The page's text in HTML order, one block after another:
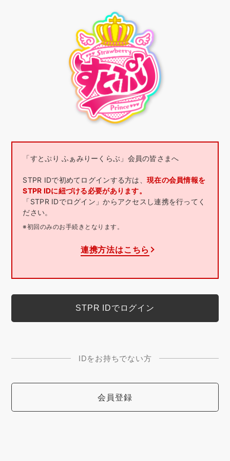
「すとぷり ふぁみりーくらぶ」会員の皆さまへ
STPR IDで初めてログインする方は、 現在の会員情報を
STPR IDに紐づける必要があります。
「STPR IDでログイン」からアクセスし連携を行ってく
ださい。
※初回のみのお手続きとなります。
連携方法はこちら
IDをお持ちでない方
会員登録